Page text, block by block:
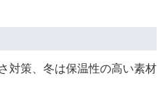
対策、冬は保温性の高い素材